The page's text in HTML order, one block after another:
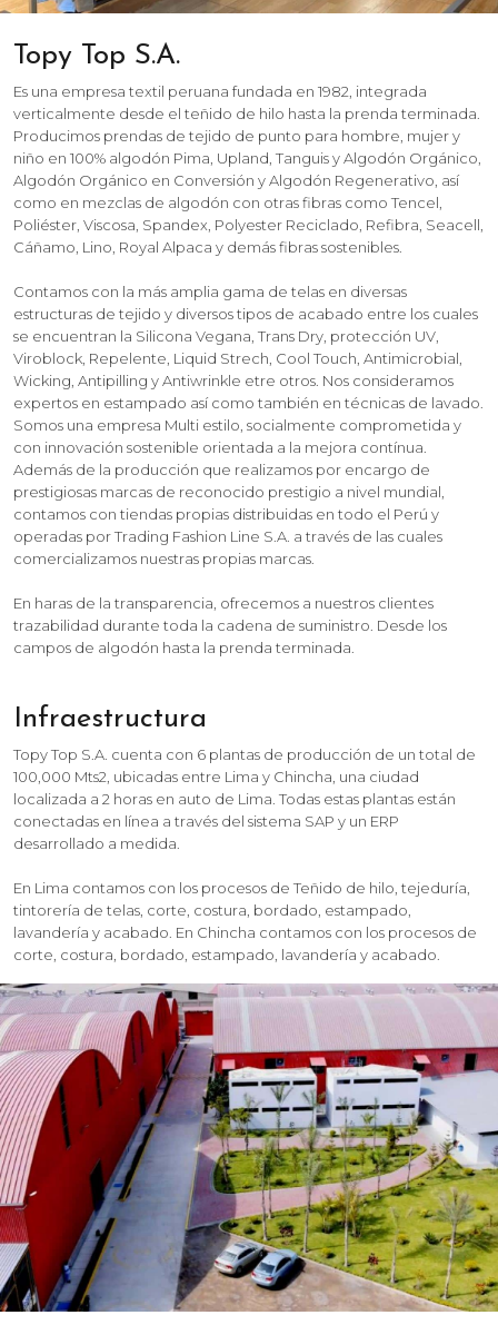
Topy Top S.A.
Es una empresa textil peruana fundada en 1982, integrada
verticalmente desde el teñido de hilo hasta la prenda terminada.
Producimos prendas de tejido de punto para hombre, mujer y
niño en 100% algodón Pima, Upland, Tanguis y Algodón Orgánico,
Algodón Orgánico en Conversión y Algodón Regenerativo, así
como en mezclas de algodón con otras fibras como Tencel,
Poliéster, Viscosa, Spandex, Polyester Reciclado, Refibra, Seacell,
Cáñamo, Lino, Royal Alpaca y demás fibras sostenibles.
Contamos con la más amplia gama de telas en diversas
estructuras de tejido y diversos tipos de acabado entre los cuales
se encuentran la Silicona Vegana, Trans Dry, protección UV,
Viroblock, Repelente, Liquid Strech, Cool Touch, Antimicrobial,
Wicking, Antipilling y Antiwrinkle etre otros. Nos consideramos
expertos en estampado así como también en técnicas de lavado.
Somos una empresa Multi estilo, socialmente comprometida y
con innovación sostenible orientada a la mejora contínua.
Además de la producción que realizamos por encargo de
prestigiosas marcas de reconocido prestigio a nivel mundial,
contamos con tiendas propias distribuidas en todo el Perú y
operadas por Trading Fashion Line S.A. a través de las cuales
comercializamos nuestras propias marcas.
En haras de la transparencia, ofrecemos a nuestros clientes
trazabilidad durante toda la cadena de suministro. Desde los
campos de algodón hasta la prenda terminada.
Infraestructura
Topy Top S.A. cuenta con 6 plantas de producción de un total de
100,000 Mts2, ubicadas entre Lima y Chincha, una ciudad
localizada a 2 horas en auto de Lima. Todas estas plantas están
conectadas en línea a través del sistema SAP y un ERP
desarrollado a medida.
En Lima contamos con los procesos de Teñido de hilo, tejeduría,
tintorería de telas, corte, costura, bordado, estampado,
lavandería y acabado. En Chincha contamos con los procesos de
corte, costura, bordado, estampado, lavandería y acabado.